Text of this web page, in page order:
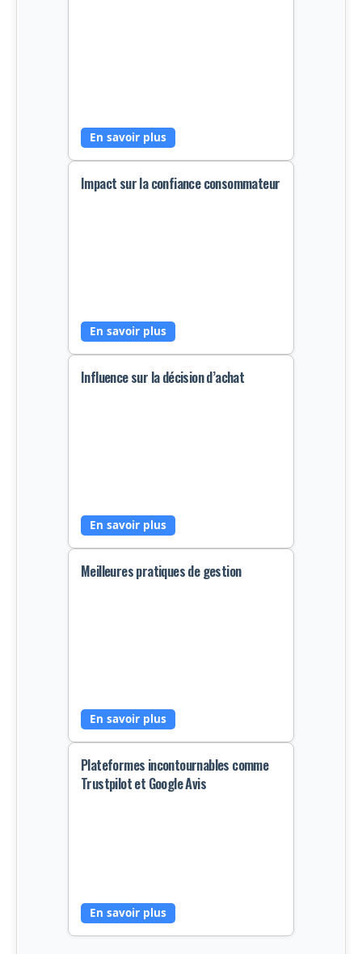
comme à une recommandation
personnelle.
En savoir plus
Impact sur la confiance consommateur
En savoir plus
Influence sur la décision d’achat
En savoir plus
Meilleures pratiques de gestion
produits/services.
En savoir plus
Plateformes incontournables comme
Trustpilot et Google Avis
En savoir plus